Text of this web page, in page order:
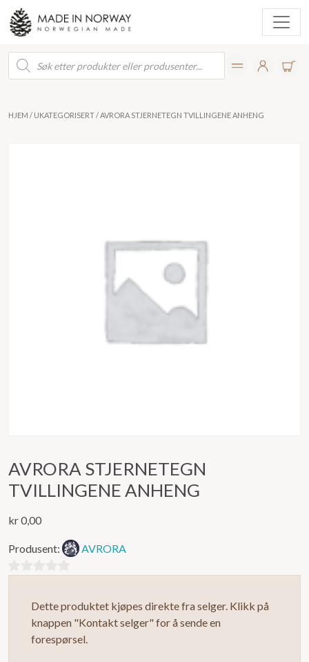
Products
search
HJEM / UKATEGORISERT/ AVRORA STJERNETEGN TVILLINGENE ANHENG
AVRORA STJERNETEGN
TVILLINGENE ANHENG
kr0,00
Produsent: AVRORA
Dette produktet kjøpes direkte fra selger. Klikk på
knappen "Kontakt selger" for å sende en
forespørsel.